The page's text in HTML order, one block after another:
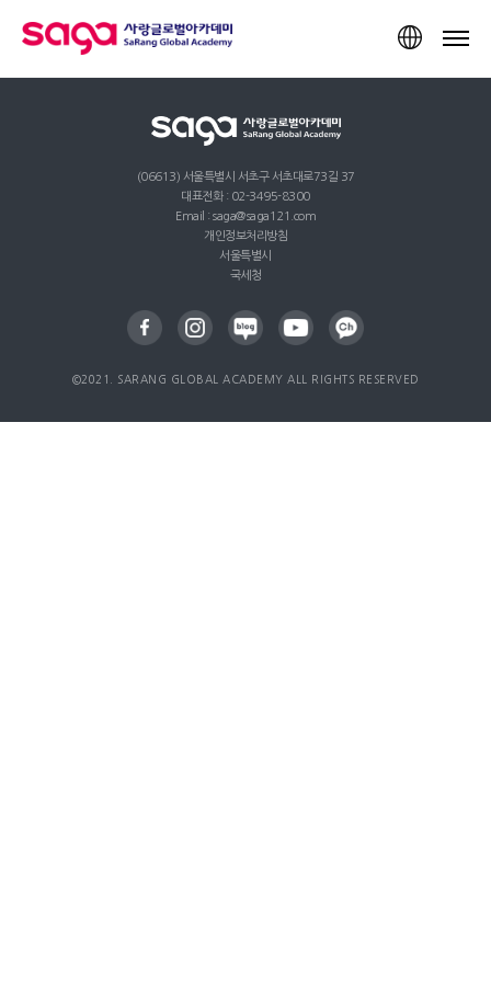
TOP
(06613) 서울특별시 서초구 서초대로73길 37
대표전화 : 02-3495-8300
Email : saga@saga121.com
개인정보처리방침
서울특별시
국세청
©2021. SARANG GLOBAL ACADEMY ALL RIGHTS RESERVED